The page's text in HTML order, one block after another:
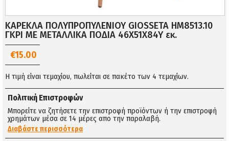
ΚΑΡΕΚΛΑ ΠΟΛΥΠΡΟΠΥΛΕΝΙΟΥ GIOSSETA HM8513.10
ΓΚΡΙ ΜΕ ΜΕΤΑΛΛΙΚΑ ΠΟΔΙΑ 46X51X84Y εκ.
€15.00
Η τιμή είναι τεμαχίου, πωλείται σε πακέτο των 4 τεμαχίων.
Πολιτική Επιστροφών
Μπορείτε να ζητήσετε την επιστροφή προϊόντων ή την επιστροφή
χρημάτων μέσα σε 14 μέρες απο την παραλαβή.
Διαβάστε περισσότερα